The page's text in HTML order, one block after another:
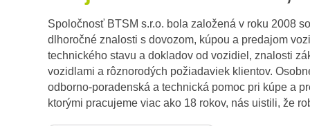
Spoločnosť BTSM s.r.o. bola založená v roku 2008
dlhoročné znalosti s dovozom, kúpou a predajom
technického stavu a dokladov od vozidiel, znalosti
vozidlami a rôznorodých požiadaviek klientov.
odborno-poradenská a technická pomoc pri kúpe a
ktorými pracujeme viac ako 18 rokov, nás uistili, že